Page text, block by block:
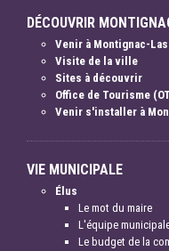
DÉCOUVRIR
Venir à Montignac-
Visite de la ville
Sites à découvrir
Office de Tourisme
Venir s'installer à
VIE MUNICIPALE
Élus
Le mot du maire
L'équipe
Le budget de la